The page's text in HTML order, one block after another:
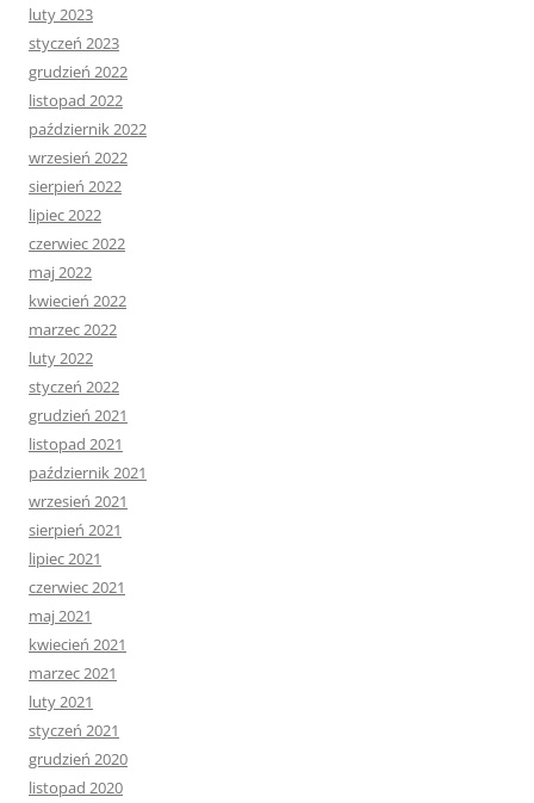
luty 2023
styczeń 2023
grudzień 2022
listopad 2022
październik 2022
wrzesień 2022
sierpień 2022
lipiec 2022
czerwiec 2022
maj 2022
kwiecień 2022
marzec 2022
luty 2022
styczeń 2022
grudzień 2021
listopad 2021
październik 2021
wrzesień 2021
sierpień 2021
lipiec 2021
czerwiec 2021
maj 2021
kwiecień 2021
marzec 2021
luty 2021
styczeń 2021
grudzień 2020
listopad 2020